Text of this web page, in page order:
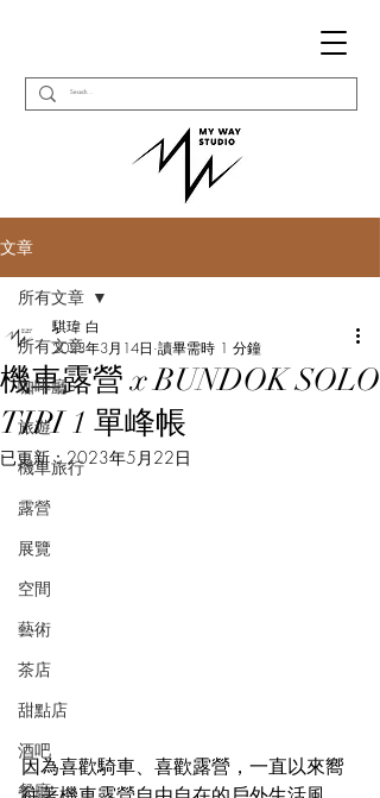
文章
所有文章
咖啡廳
旅遊
機車旅行
露營
展覽
空間
藝術
茶店
甜點店
酒吧
餐廳
所有文章
機車露營 x BUNDOK SOLO
TIPI 1 單峰帳
騏瑋 白
2023年3月14日 讀畢需時 1 分鐘
已更新：2023年5月22日
因為喜歡騎車、喜歡露營，一直以來嚮